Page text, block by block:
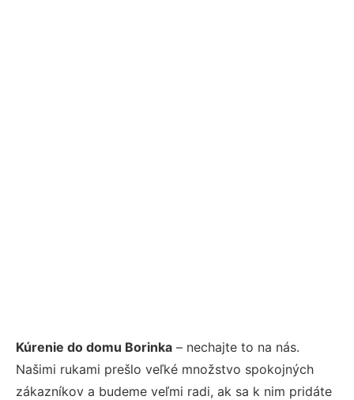
Kúrenie do domu Borinka – nechajte to na nás.
Našimi rukami prešlo veľké množstvo spokojných
zákazníkov a budeme veľmi radi, ak sa k nim pridáte